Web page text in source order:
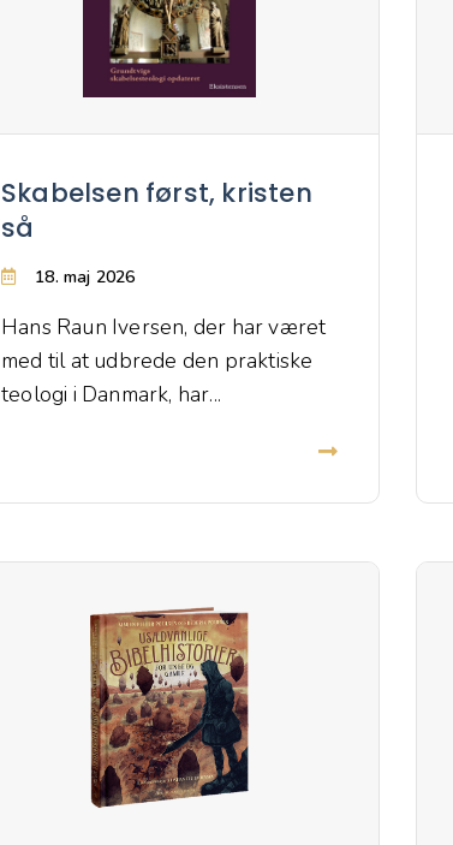
Skabelsen først, kristen
så
18. maj 2026
Hans Raun Iversen, der har været
med til at udbrede den praktiske
teologi i Danmark, har...